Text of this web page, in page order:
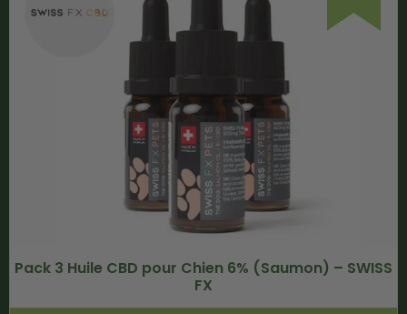
Pack 3 Huile CBD pour Chien 6% (Saumon) – SWISS
FX